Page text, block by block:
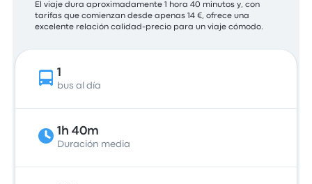
El viaje dura aproximadamente 1 hora 40 minutos y, con
tarifas que comienzan desde apenas 14 €, ofrece una
excelente relación calidad-precio para un viaje cómodo.
1
bus al día
1h 40m
Duración media